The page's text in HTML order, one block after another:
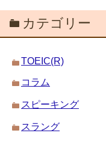
カテゴリー
TOEIC(R)
コラム
スピーキング
スラング